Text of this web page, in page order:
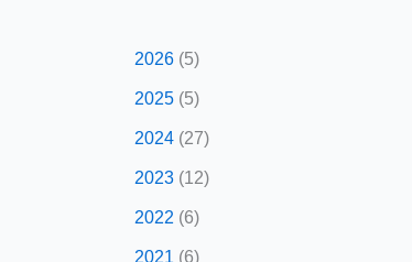
2026 (5)
2025 (5)
2024 (27)
2023 (12)
2022 (6)
2021 (6)